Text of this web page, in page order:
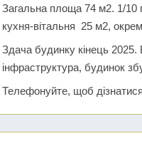
Загальна площа 74 м2. 1/10
кухня-вітальня 25 м2,
Здача будинку кінець 2025.
інфраструктура, будинок
Телефонуйте, щоб